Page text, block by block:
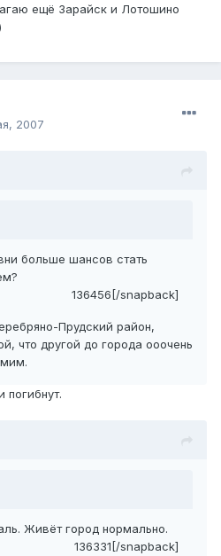
ещё Зарайск и Лотошино
2007
больше шансов стать
136456[/snapback]
Прудский район,
что другой до города ооочень
погибнут.
Живёт город нормально.
136331[/snapback]